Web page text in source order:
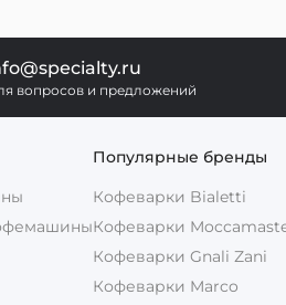
вопросов и предложений
Популярные бренды
Кофеварки Bialetti
Кофеварки
Кофеварки Gnali Zani
Кофеварки Marco